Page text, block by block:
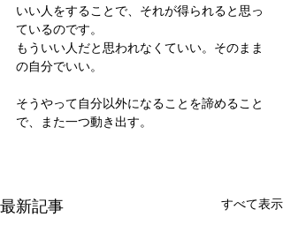
いい人をすることで、それが得られると思っ
ているのです。
もういい人だと思われなくていい。そのまま
の自分でいい。
そうやって自分以外になることを諦めること
で、また一つ動き出す。
最新記事 すべて表示